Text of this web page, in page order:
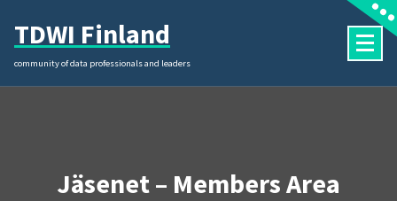
content
TDWI Finland
community of data professionals and leaders
Jäsenet – Members Area